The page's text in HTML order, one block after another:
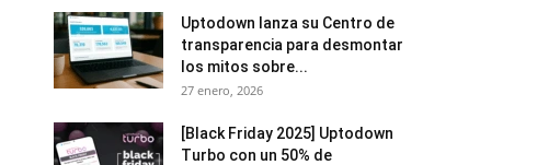
Uptodown lanza su Centro de
transparencia para desmontar
los mitos sobre...
27 enero, 2026
[Black Friday 2025] Uptodown
Turbo con un 50% de